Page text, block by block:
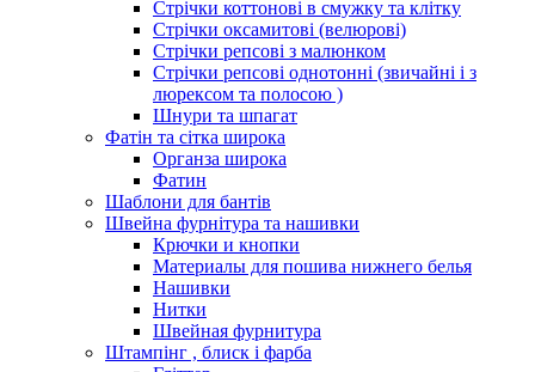
Стрічки коттонові в смужку та клітку
Стрічки оксамитові (велюрові)
Стрічки репсові з малюнком
Стрічки репсові однотонні (звичайні і з
люрексом та полосою )
Шнури та шпагат
Фатін та сітка широка
Органза широка
Фатин
Шаблони для бантів
Швейна фурнітура та нашивки
Крючки и кнопки
Материалы для пошива нижнего белья
Нашивки
Нитки
Швейная фурнитура
Штампінг , блиск і фарба